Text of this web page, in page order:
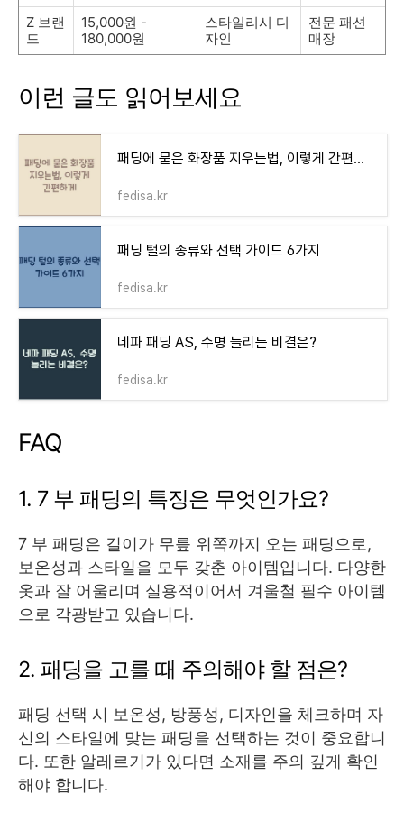
Z 브랜
드
15,000원 -
180,000원
스타일리시 디
자인
전문 패션
매장
이런 글도 읽어보세요
패딩에 묻은 화장품 지우는법, 이렇게 간편하게
fedisa.kr
패딩 털의 종류와 선택 가이드 6가지
fedisa.kr
네파 패딩 AS, 수명 늘리는 비결은?
fedisa.kr
FAQ
1. 7 부 패딩의 특징은 무엇인가요?
7 부 패딩은 길이가 무릎 위쪽까지 오는 패딩으로,
보온성과 스타일을 모두 갖춘 아이템입니다. 다양한
옷과 잘 어울리며 실용적이어서 겨울철 필수 아이템
으로 각광받고 있습니다.
2. 패딩을 고를 때 주의해야 할 점은?
패딩 선택 시 보온성, 방풍성, 디자인을 체크하며 자
신의 스타일에 맞는 패딩을 선택하는 것이 중요합니
다. 또한 알레르기가 있다면 소재를 주의 깊게 확인
해야 합니다.